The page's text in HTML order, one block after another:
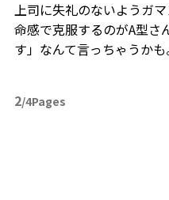
上司に失礼のないようガ
命感で克服するのがA型さ
す」なんて言っちゃうかも
2/4Pages